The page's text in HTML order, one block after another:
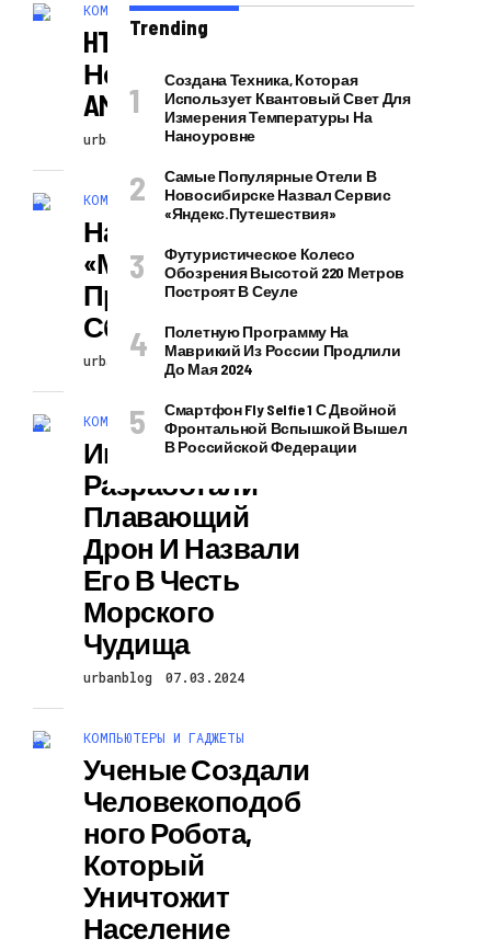
КОМПЬЮТЕРЫ И ГАДЖЕТЫ
HTC 10
Не Получит
AMOLED-Экран
urbanblog 07.03.2024
КОМПЬЮТЕРЫ И ГАДЖЕТЫ
На Спутнике
«Метеор-М» № 1
Произошел
Сбой
urbanblog 07.03.2024
КОМПЬЮТЕРЫ И ГАДЖЕТЫ
Инженеры
Разработали
Плавающий
Дрон И Назвали
Его В Честь
Морского
Чудища
urbanblog 07.03.2024
КОМПЬЮТЕРЫ И ГАДЖЕТЫ
Ученые Создали
Человекоподоб
Ного Робота,
Который
Уничтожит
Население
Trending
Создана Техника, Которая
Использует Квантовый Свет Для
Измерения Температуры На
Наноуровне
Самые Популярные Отели В
Новосибирске Назвал Сервис
«Яндекс.Путешествия»
Футуристическое Колесо
Обозрения Высотой 220 Метров
Построят В Сеуле
Полетную Программу На
Маврикий Из России Продлили
До Мая 2024
Смартфон Fly Selfie 1 С Двойной
Фронтальной Вспышкой Вышел
В Российской Федерации